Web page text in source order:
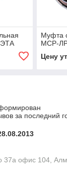
Муфта
МСР-
Цену
за последний
37а офис 104,